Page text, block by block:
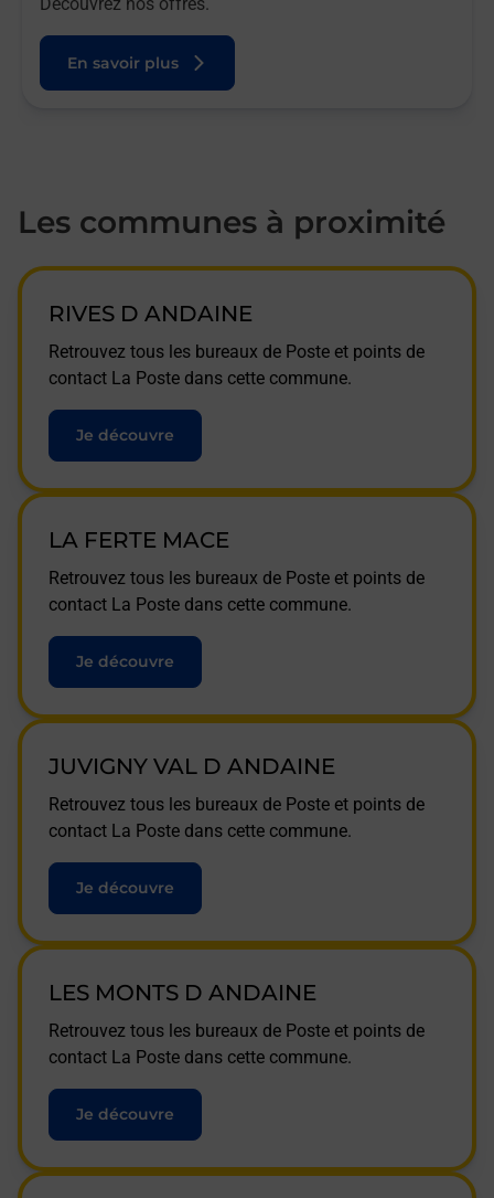
En savoir plus
Les communes à proximité
RIVES D ANDAINE
Retrouvez tous les bureaux de Poste et points de
contact La Poste dans cette commune.
Je découvre
LA FERTE MACE
Retrouvez tous les bureaux de Poste et points de
contact La Poste dans cette commune.
Je découvre
JUVIGNY VAL D ANDAINE
Retrouvez tous les bureaux de Poste et points de
contact La Poste dans cette commune.
Je découvre
LES MONTS D ANDAINE
Retrouvez tous les bureaux de Poste et points de
contact La Poste dans cette commune.
Je découvre